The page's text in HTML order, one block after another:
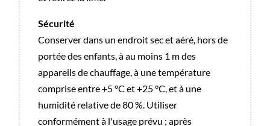
5
Pcs
(25mm)
Sécurité
Conserver dans un endroit sec et aéré, hors de
portée des enfants, à au moins 1 m des
appareils de chauffage, à une température
comprise entre +5 °C et +25 °C, et à une
humidité relative de 80 %. Utiliser
conformément à l'usage prévu ; après